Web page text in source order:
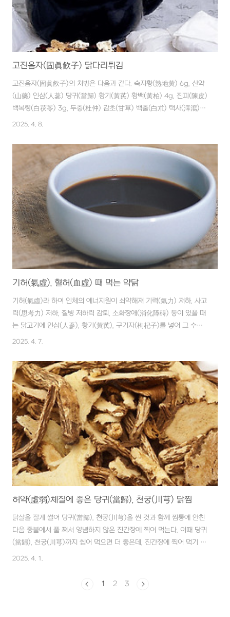
고진음자(固眞飮子) 닭다리튀김
고진음자(固眞飮子)의 처방은 다음과 같다. 숙지황(熟地黃) 6g, 산약
(山藥) 인삼(人蔘) 당귀(當歸) 황기(黃芪) 황백(黃柏) 4g, 진피(陳皮)
백복령(白茯苓) 3g, 두충(杜仲) 감초(甘草) 백출(白朮) 택사(澤瀉)
산수유(山茱萸) 파고지(破古紙) 2g, 오미자(五味子) 10알, 이렇게 고
녹말가루와 섞은 다음 닭다리에 이것을 묻혀서 튀겨내면 된다. 고진음
자(固眞飮子)라는 처방은 동의보감(東醫寶鑑)에 나오는 처방으로 몸
이 야위고 기혈(氣血)이 부족해서 진땀이 나고 어지럽고 무기력(無氣
力)하며 머리가 맑지 않을 때 쓰는 보약(補藥)이다. 여름이면 더 수척
(瘦瘠)해지고 피로(疲勞)가 풀리지 않으며 항상 기대려 하거나 눕고 싶
어 하..
2025. 4. 8.
기허(氣虛), 혈허(血虛) 때 먹는 약닭
기허(氣虛)라 하여 인체의 에너지원이 쇠약해져 기력(氣力) 저하, 사고
력(思考力) 저하, 질병 저하력 감퇴, 소화장애(消化障碍) 등이 있을 때
는 닭고기에 인삼(人蔘), 황기(黃芪), 구기자(枸杞子)를 넣어 그 수프
를 마시는 것이 좋다. 혈허(血虛)라 하여 인체 내의 혈액(血液)이 부족
杞子), 산약(山藥), 용안육(龍眼肉), 당귀(當歸) 같은 한약재를 넣어
끓여서 그 수프를 마시는 것이 좋다. 혈허(血虛)가 매우 심할 때는 닭
을 살짝 삶아서 누린내 나는 첫물을 따라버리고 ‘사물탕(四物湯)’이라
는 동의보감(東醫寶鑑)의 처방을 넣어 중탕해서 즙을 내어 마시면 좋
다. 사물탕(四物湯)은 당귀(當歸), 천궁(川芎), 백작약(白芍藥), 숙지
황..
2025. 4. 7.
허약(虛弱)체질에 좋은 당귀(當歸), 천궁(川芎) 닭찜
닭살을 잘게 썰어 당귀(當歸), 천궁(川芎)을 썬 것과 함께 찜통에 안친
다음 중불에서 풀 쪄서 양념하지 않은 진간장에 찍어 먹는다. 이때 당귀
(當歸), 천궁(川芎)까지 씹어 먹으면 더 좋은데, 진간장에 찍어 먹기 때
문에 맛이 어느 정도 중화되어 먹기에 역하지 않는다. 허약(虛弱)체질
代謝)를 원활하게 하면서 피를 보충하는 작용이 있는 당귀(當歸), 천궁
2025. 4. 1.
1 2 3